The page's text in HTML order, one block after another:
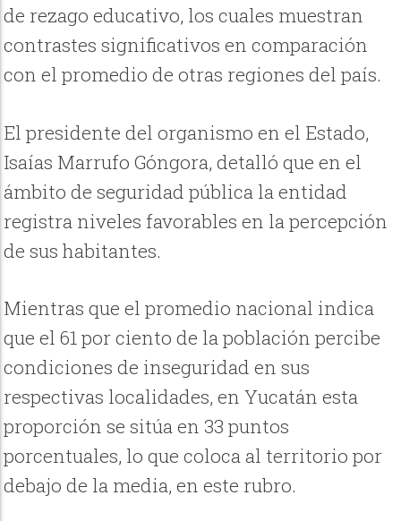
de rezago educativo, los cuales muestran
contrastes significativos en comparación
con el promedio de otras regiones del país.
El presidente del organismo en el Estado,
Isaías Marrufo Góngora, detalló que en el
ámbito de seguridad pública la entidad
registra niveles favorables en la percepción
de sus habitantes.
Mientras que el promedio nacional indica
que el 61 por ciento de la población percibe
condiciones de inseguridad en sus
respectivas localidades, en Yucatán esta
proporción se sitúa en 33 puntos
porcentuales, lo que coloca al territorio por
debajo de la media, en este rubro.